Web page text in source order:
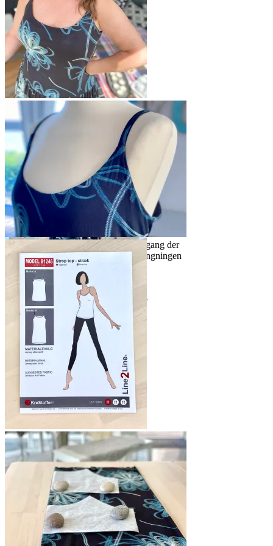
Kjolen er sydd til de varme
sommerdagene
Kjolen er uten ermer og med generøs
vidde i skjørtet
Spahettistroppene danner en fin overgang der
toppen går over i en myk bue fra utringningen
Kjolen er som en liten
sommerflørt – empirelivet
med påsydde rynkede
kapper gir liv og bevegelse
Denne toppen fra Line2Line B1246
er utgangspunktet for kjolen – jeg
likte godt den buede utringningen